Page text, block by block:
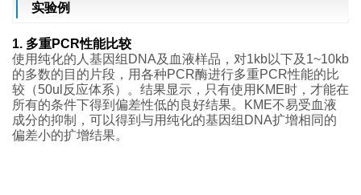
实验例
1. 多重PCR性能比较
使用纯化的人基因组DNA及血液样品，对1kb以下及1~10kb
的多数的目的片段，用各种PCR酶进行多重PCR性能的比
较（50ul反应体系）。结果显示，只有使用KME时，才能在
所有的条件下得到偏差性低的良好结果。KME不易受血液
成分的抑制，可以得到与用纯化的基因组DNA扩增相同的
偏差小的扩增结果。